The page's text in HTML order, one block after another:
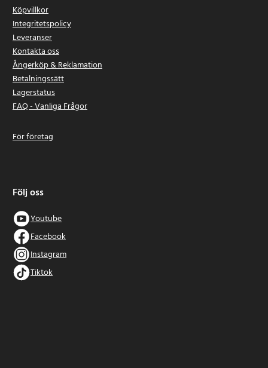
Köpvillkor
Integritetspolicy
Leveranser
Kontakta oss
Ångerköp & Reklamation
Betalningssätt
Lagerstatus
FAQ - Vanliga Frågor
För företag
Följ oss
Youtube
Facebook
Instagram
Tiktok